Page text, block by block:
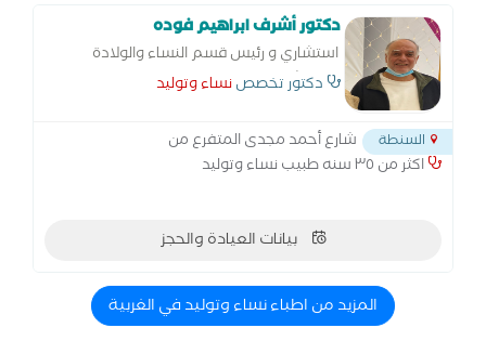
دكتور أشرف ابراهيم فوده
استشاري و رئيس قسم النساء والولادة
بمستشفي السنطة
دكتور تخصصنساء وتوليد
السنطة
شارع أحمد مجدى المتفرع من
اكثر من ٣٥ سنه طبيب نساء وتوليد
بيانات العيادة والحجز
المزيد من اطباء نساء وتوليد في الغربية